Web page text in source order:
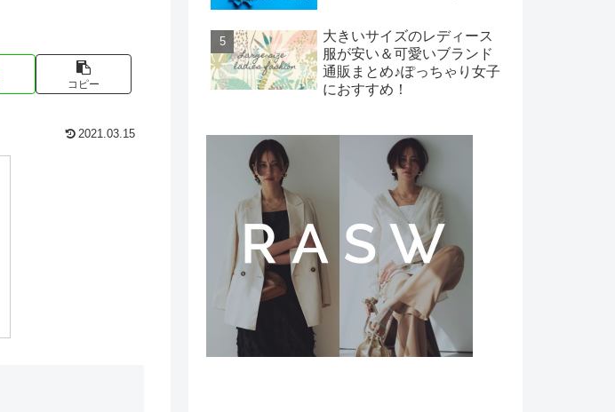
コピー
2021.03.15
大きいサイズのレディース
服が安い＆可愛いブランド
通販まとめ♪ぽっちゃり女子
におすすめ！